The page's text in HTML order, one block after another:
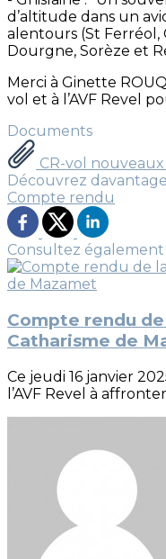
d’altitude dans un
alentours (St Ferréol,
Dourgne, Sorèze et
Merci à Ginette
vol et à l’AVF Revel
Documents
CR-vol
Découvrez
Compte rendu
Consultez également
Compte rendu
Catharisme de
Ce jeudi 16 janvier
l’AVF Revel à